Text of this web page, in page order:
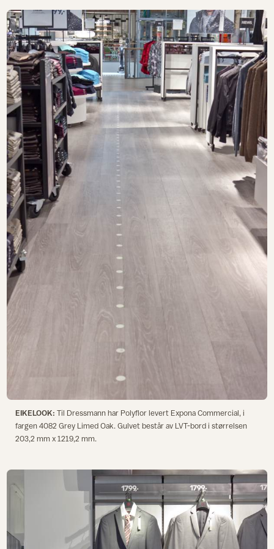
EIKELOOK: Til Dressmann har Polyflor levert Expona Commercial, i
fargen 4082 Grey Limed Oak. Gulvet består av LVT-bord i størrelsen
203,2 mm x 1219,2 mm.